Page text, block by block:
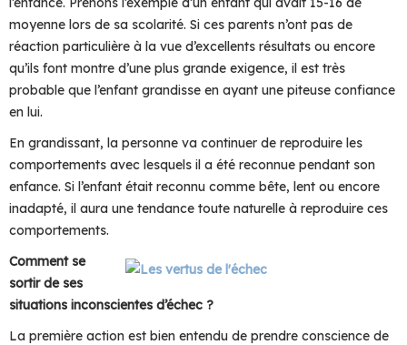
moyenne lors de sa scolarité. Si ces parents n’ont pas de
réaction particulière à la vue d’excellents résultats ou encore
qu’ils font montre d’une plus grande exigence, il est très
probable que l’enfant grandisse en ayant une piteuse confiance
en lui.
En grandissant, la personne va continuer de reproduire les
comportements avec lesquels il a été reconnue pendant son
enfance. Si l’enfant était reconnu comme bête, lent ou encore
inadapté, il aura une tendance toute naturelle à reproduire ces
comportements.
Comment se
sortir de ses
situations inconscientes d’échec ?
La première action est bien entendu de prendre conscience de